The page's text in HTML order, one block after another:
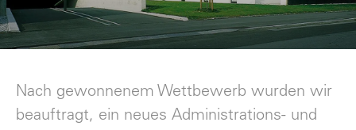
Nach gewonnenem Wettbewerb wurden wir
beauftragt, ein neues Administrations- und